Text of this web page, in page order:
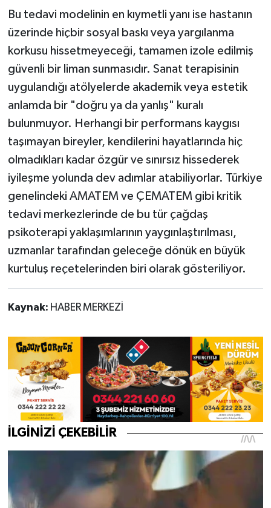
Bu tedavi modelinin en kıymetli yanı ise hastanın
üzerinde hiçbir sosyal baskı veya yargılanma
korkusu hissetmeyeceği, tamamen izole edilmiş
güvenli bir liman sunmasıdır. Sanat terapisinin
uygulandığı atölyelerde akademik veya estetik
anlamda bir "doğru ya da yanlış" kuralı
bulunmuyor. Herhangi bir performans kaygısı
taşımayan bireyler, kendilerini hayatlarında hiç
olmadıkları kadar özgür ve sınırsız hissederek
iyileşme yolunda dev adımlar atabiliyorlar. Türkiye
genelindeki AMATEM ve ÇEMATEM gibi kritik
tedavi merkezlerinde de bu tür çağdaş
psikoterapi yaklaşımlarının yaygınlaştırılması,
uzmanlar tarafından geleceğe dönük en büyük
kurtuluş reçetelerinden biri olarak gösteriliyor.
Kaynak: HABER MERKEZİ